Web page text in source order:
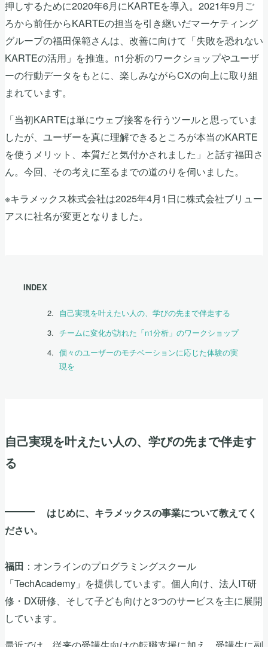
押しするために2020年6月にKARTEを導入。2021年9月ご
ろから前任からKARTEの担当を引き継いだマーケティング
グループの福田保範さんは、改善に向けて「失敗を恐れない
KARTEの活用」を推進。n1分析のワークショップやユーザ
ーの行動データをもとに、楽しみながらCXの向上に取り組
まれています。
「当初KARTEは単にウェブ接客を行うツールと思っていま
したが、ユーザーを真に理解できるところが本当のKARTE
を使うメリット、本質だと気付かされました」と話す福田さ
ん。今回、その考えに至るまでの道のりを伺いました。
※キラメックス株式会社は2025年4月1日に株式会社ブリュー
アスに社名が変更となりました。
INDEX
自己実現を叶えたい人の、学びの先まで伴走する
チームに変化が訪れた「n1分析」のワークショップ
個々のユーザーのモチベーションに応じた体験の実
現を
自己実現を叶えたい人の、学びの先まで伴走す
る
はじめに、キラメックスの事業について教えてく
ださい。
福田 ：オンラインのプログラミングスクール
「TechAcademy」を提供しています。個人向け、法人IT研
修・DX研修、そして子ども向けと3つのサービスを主に展開
しています。